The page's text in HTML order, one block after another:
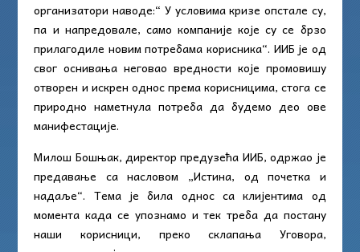
организатори наводе:“ У условима кризе опстале су,
па и напредовале, само компаније које су се брзо
прилагодиле новим потребама корисника“. ИИБ је од
свог оснивања неговао вредности које промовишу
отворен и искрен однос према корисницима, стога се
природно наметнула потреба да будемо део ове
манифестације.
Милош Бошњак, директор предузећа ИИБ, одржао је
предавање са насловом „Истина, од почетка и
надаље“. Тема је била однос са клијентима од
момента када се упознамо и тек треба да постану
наши корисници, преко склапања Уговора,